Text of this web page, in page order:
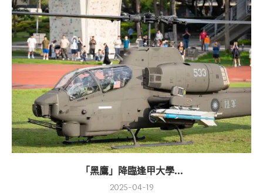
「黑鷹」降臨逢甲大學...
2025-04-19